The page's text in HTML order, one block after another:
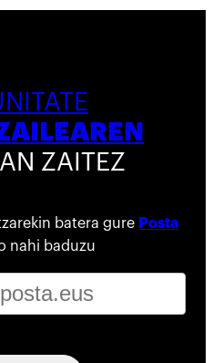
ZAITEZ
batera gure Posta
nahi baduzu